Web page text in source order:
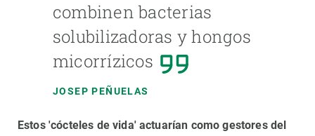
combinen bacterias
solubilizadoras y hongos
micorrízicos
JOSEP PEÑUELAS
Estos 'cócteles de vida' actuarían como gestores del